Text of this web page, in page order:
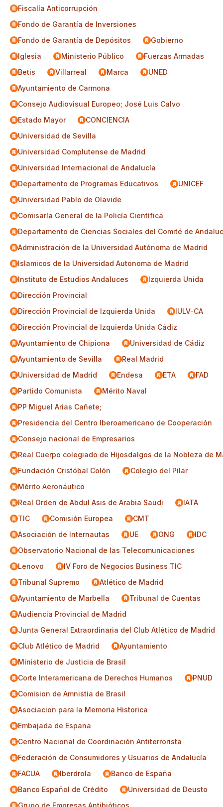
Fiscalía Anticorrupción
Fondo de Garantía de Inversiones
Fondo de Garantía de Depósitos
Gobierno
Iglesia
Ministerio Público
Fuerzas Armadas
Betis
Villarreal Marca
UNED
Ayuntamiento de Carmona
Consejo Audiovisual Europeo; José Luis Calvo
Estado Mayor
CONCIENCIA
Universidad de Sevilla
Universidad Complutense de Madrid
Universidad Internacional de Andalucía
Departamento de Programas Educativos
UNICEF
Universidad Pablo de Olavide
Comisaría General de la Policía Científica
Departamento de Ciencias Sociales del Comité de
Administración de la Universidad Autónoma de Madrid
Islamicos de la Universidad Autonoma de Madrid
Instituto de Estudios Andaluces
Izquierda Unida
Dirección Provincial
Dirección Provincial de Izquierda Unida
IULV-CA
Dirección Provincial de Izquierda Unida Cádiz
Ayuntamiento de Chipiona
Universidad de Cádiz
Ayuntamiento de Sevilla
Real Madrid
Universidad de Madrid
Endesa ETA
FAD
Partido Comunista
Mérito Naval
PP Miguel Arias Cañete;
Presidencia del Centro Iberoamericano de Cooperación
Consejo nacional de Empresarios
Real Cuerpo colegiado de Hijosdalgos de la Nobleza de
Fundación Cristóbal Colón
Colegio del Pilar
Mérito Aeronáutico
Real Orden de Abdul Asis de Arabia Saudi
IATA
TIC
Comisión Europea
CMT
Asociación de Internautas
UE ONG
IDC
Observatorio Nacional de las Telecomunicaciones
Lenovo
IV Foro de Negocios Business TIC
Tribunal Supremo
Atlético de Madrid
Ayuntamiento de Marbella
Tribunal de Cuentas
Audiencia Provincial de Madrid
Junta General Extraordinaria del Club Atlético de Madrid
Club Atlético de Madrid
Ayuntamiento
Ministerio de Justicia de Brasil
Corte Interamericana de Derechos Humanos
PNUD
Comision de Amnistia de Brasil
Asociacion para la Memoria Historica
Embajada de Espana
Centro Nacional de Coordinación Antiterrorista
Federación de Consumidores y Usuarios de Andalucía
FACUA
Iberdrola
Banco de España
Banco Español de Crédito
Universidad de Deusto
Grupo de Empresas Antibióticos